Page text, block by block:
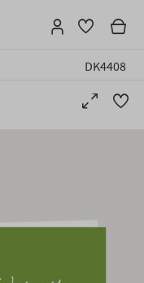
DK4408